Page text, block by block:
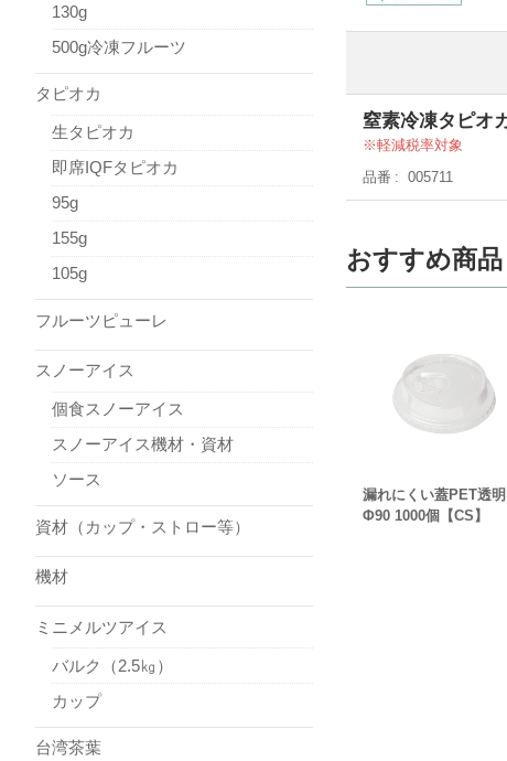
窒素冷凍タピオ
軽減税率対象
品番
005711
おすすめ商品
漏れにくい蓋PET透明
Φ90 1000個【CS】
130g
500g冷凍フルーツ
タピオカ
生タピオカ
即席IQFタピオカ
95g
155g
105g
フルーツピューレ
スノーアイス
個食スノーアイス
スノーアイス機材・資材
ソース
資材（カップ・ストロー等）
機材
ミニメルツアイス
バルク（2.5㎏）
カップ
台湾茶葉